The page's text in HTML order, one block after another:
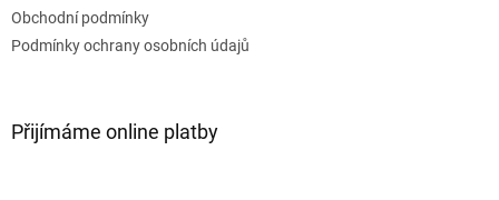
Obchodní podmínky
Podmínky ochrany osobních údajů
Přijímáme online platby